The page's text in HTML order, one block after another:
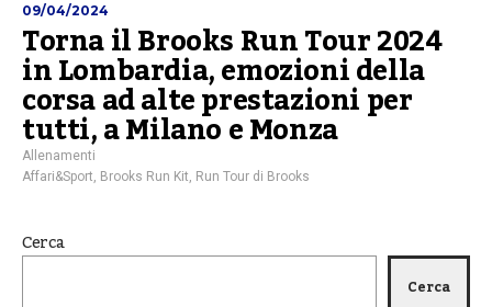
09/04/2024
Torna il Brooks Run Tour 2024
in Lombardia, emozioni della
corsa ad alte prestazioni per
tutti, a Milano e Monza
Allenamenti
Affari&Sport Brooks Run Kit Run Tour di Brooks
Cerca
Cerca